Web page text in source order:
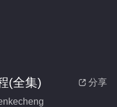
 分享
(全集)